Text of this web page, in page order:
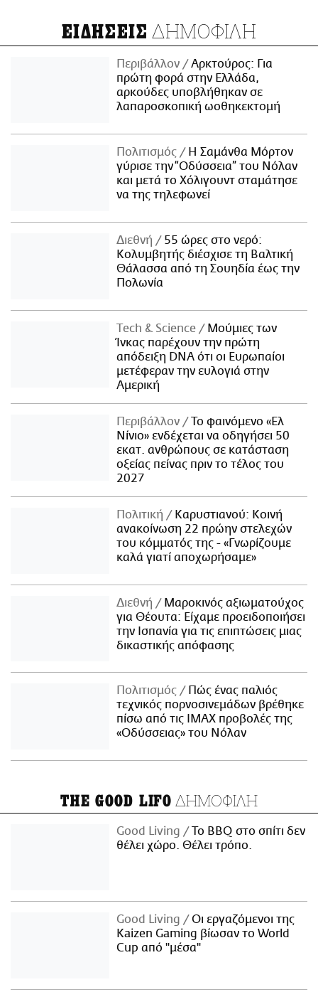
ΕΙΔΗΣΕΙΣ ΔΗΜΟΦΙΛΗ
Περιβάλλον
Αρκτούρος: Για
πρώτη φορά στην Ελλάδα,
αρκούδες υποβλήθηκαν σε
λαπαροσκοπική ωοθηκεκτομή
Πολιτισμός
Η Σαμάνθα Μόρτον
γύρισε την “Οδύσσεια” του Νόλαν
και μετά το Χόλιγουντ σταμάτησε
να της τηλεφωνεί
Διεθνή
55 ώρες στο νερό:
Κολυμβητής διέσχισε τη Βαλτική
Θάλασσα από τη Σουηδία έως την
Πολωνία
Τech & Science
Μούμιες των
Ίνκας παρέχουν την πρώτη
απόδειξη DNA ότι οι Ευρωπαίοι
μετέφεραν την ευλογιά στην
Αμερική
Περιβάλλον
Το φαινόμενο «Ελ
Νίνιο» ενδέχεται να οδηγήσει 50
εκατ. ανθρώπους σε κατάσταση
οξείας πείνας πριν το τέλος του
2027
Πολιτική
Καρυστιανού: Κοινή
ανακοίνωση 22 πρώην στελεχών
του κόμματός της - «Γνωρίζουμε
καλά γιατί αποχωρήσαμε»
Διεθνή
Μαροκινός αξιωματούχος
για Θέουτα: Είχαμε προειδοποιήσει
την Ισπανία για τις επιπτώσεις μιας
δικαστικής απόφασης
Πολιτισμός
Πώς ένας παλιός
τεχνικός πορνοσινεμάδων βρέθηκε
πίσω από τις IMAX προβολές της
«Οδύσσειας» του Νόλαν
THE GOOD LIFO ΔΗΜΟΦΙΛΗ
Good Living
Το BBQ στο σπίτι δεν
θέλει χώρο. Θέλει τρόπο.
Good Living
Οι εργαζόμενοι της
Kaizen Gaming βίωσαν το World
Cup από "μέσα"